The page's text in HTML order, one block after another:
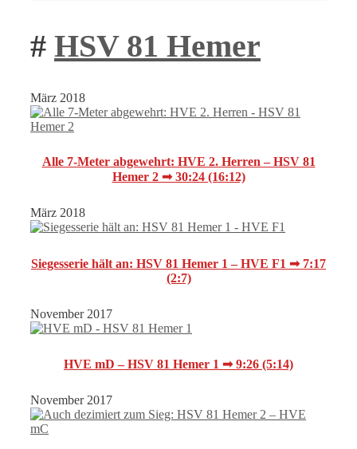
# HSV 81 Hemer
März 2018
Alle 7-Meter abgewehrt: HVE 2. Herren – HSV 81
Hemer 2 ➟ 30:24 (16:12)
März 2018
Siegesserie hält an: HSV 81 Hemer 1 – HVE F1 ➟ 7:17
(2:7)
November 2017
HVE mD – HSV 81 Hemer 1 ➟ 9:26 (5:14)
November 2017